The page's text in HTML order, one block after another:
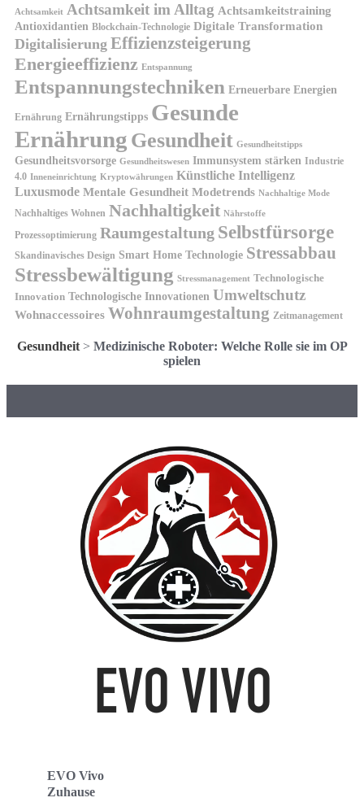
Achtsamkeit Achtsamkeit im Alltag Achtsamkeitstraining
Antioxidantien Blockchain-Technologie Digitale Transformation
Digitalisierung Effizienzsteigerung
Energieeffizienz Entspannung
Entspannungstechniken Erneuerbare Energien
Ernährung Ernährungstipps Gesunde
Ernährung Gesundheit Gesundheitstipps
Gesundheitsvorsorge Gesundheitswesen Immunsystem stärken Industrie
4.0 Inneneinrichtung Kryptowährungen Künstliche Intelligenz
Luxusmode Mentale Gesundheit Modetrends Nachhaltige Mode
Nachhaltiges Wohnen Nachhaltigkeit Nährstoffe
Prozessoptimierung Raumgestaltung Selbstfürsorge
Skandinavisches Design Smart Home Technologie Stressabbau
Stressbewältigung Stressmanagement Technologische
Innovation Technologische Innovationen Umweltschutz
Wohnaccessoires Wohnraumgestaltung Zeitmanagement
Gesundheit> Medizinische Roboter: Welche Rolle sie im OP
spielen
EVO Vivo
Zuhause